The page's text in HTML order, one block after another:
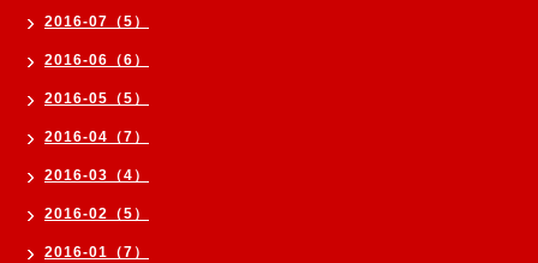
2016-07（5）
2016-06（6）
2016-05（5）
2016-04（7）
2016-03（4）
2016-02（5）
2016-01（7）